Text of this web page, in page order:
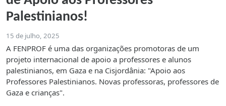
Palestinianos!
15 de julho, 2025
A FENPROF é uma das organizações promotoras de um
projeto internacional de apoio a professores e alunos
palestinianos, em Gaza e na Cisjordânia: "Apoio aos
Professores Palestinianos. Novas professoras, professores de
Gaza e crianças".